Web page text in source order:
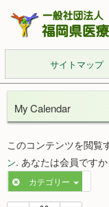
サイトマップ
My Calendar
このコンテンツを閲覧
ン. あなたは会員です
カテゴリー